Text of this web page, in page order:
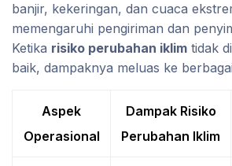
banjir, kekeringan, dan cuaca
memengaruhi pengiriman dan
Ketika risiko perubahan iklim tidak
baik, dampaknya meluas ke
Aspek
Operasional
Dampak Risiko
Perubahan Iklim